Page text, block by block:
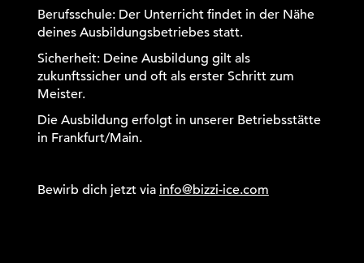
Berufsschule: Der Unterricht findet in der Nähe
deines Ausbildungsbetriebes statt.
Sicherheit: Deine Ausbildung gilt als
zukunftssicher und oft als erster Schritt zum
Meister.
Die Ausbildung erfolgt in unserer Betriebsstätte
in Frankfurt/Main.
Bewirb dich jetzt via info@bizzi-ice.com